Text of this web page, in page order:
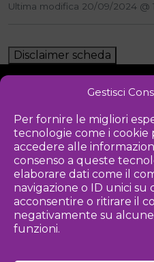
Gestisci
Per fornire le migliori
tecnologie come i cookie
accedere alle
consenso a queste
elaborare dati come il
navigazione o ID unici su
acconsentire o ritirare il
negativamente su
funzioni.
Ultima modifica 20/09/2024 @
Disclaimer scheda
PRIVACY
Associazione culturale per